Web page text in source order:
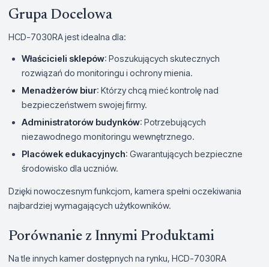
Grupa Docelowa
HCD-7030RA jest idealna dla:
Właścicieli sklepów: Poszukujących skutecznych
rozwiązań do monitoringu i ochrony mienia.
Menadżerów biur: Którzy chcą mieć kontrolę nad
bezpieczeństwem swojej firmy.
Administratorów budynków: Potrzebujących
niezawodnego monitoringu wewnętrznego.
Placówek edukacyjnych: Gwarantujących bezpieczne
środowisko dla uczniów.
Dzięki nowoczesnym funkcjom, kamera spełni oczekiwania
najbardziej wymagających użytkowników.
Porównanie z Innymi Produktami
Na tle innych kamer dostępnych na rynku, HCD-7030RA